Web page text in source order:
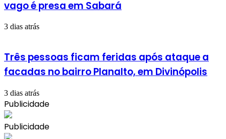
vago é presa em Sabará
3 dias atrás
Três pessoas ficam feridas após ataque a
facadas no bairro Planalto, em Divinópolis
3 dias atrás
Publicidade
Publicidade